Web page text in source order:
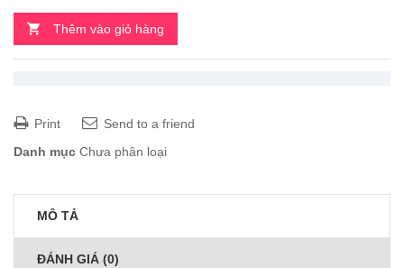
Thêm vào giỏ hàng
Print
Send to a friend
Danh mục Chưa phân loại
MÔ TẢ
ĐÁNH GIÁ (0)